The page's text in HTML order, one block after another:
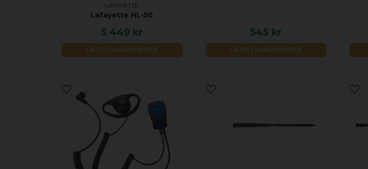
LAFAYETTE
Lafayette HL-50
5 449 kr
LÄGG I VARUKORGEN
545 kr
LÄGG I VARUKORGEN